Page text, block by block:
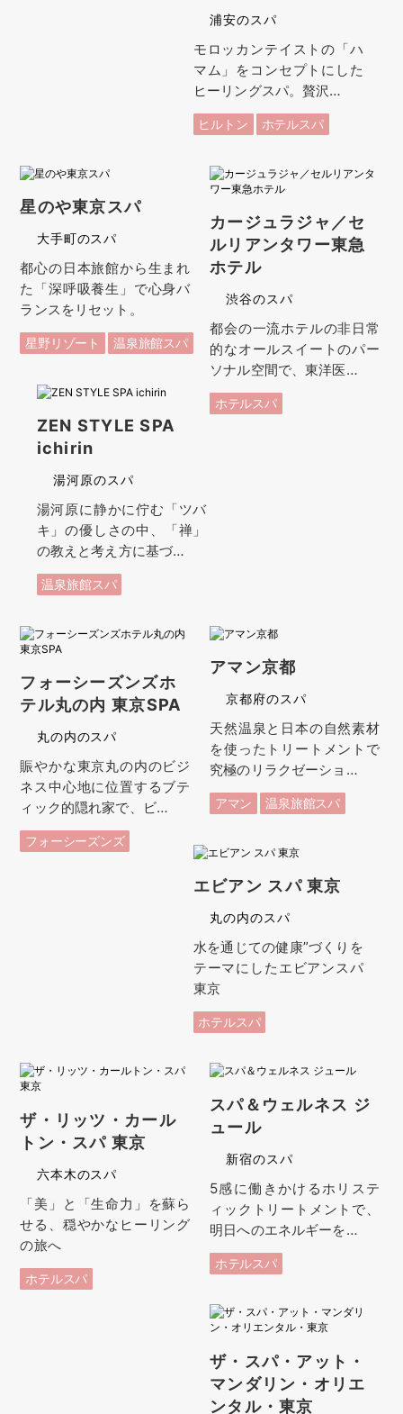
浦安のスパ
モロッカンテイストの「ハ
マム」をコンセプトにした
ヒーリングスパ。贅沢…
ヒルトン ホテルスパ
カージュラジャ／セ
ルリアンタワー東急
ホテル
渋谷のスパ
都会の一流ホテルの非日常
的なオールスイートのパー
ソナル空間で、東洋医…
ホテルスパ
星のや東京スパ
大手町のスパ
都心の日本旅館から生まれ
た「深呼吸養生」で心身バ
ランスをリセット。
星野リゾート 温泉旅館スパ
ZEN STYLE SPA
ichirin
湯河原のスパ
湯河原に静かに佇む「ツバ
キ」の優しさの中、「禅」
の教えと考え方に基づ…
温泉旅館スパ
フォーシーズンズホ
テル丸の内 東京SPA
丸の内のスパ
賑やかな東京丸の内のビジ
ネス中心地に位置するブテ
ィック的隠れ家で、ビ…
フォーシーズンズ
アマン京都
京都府のスパ
天然温泉と日本の自然素材
を使ったトリートメントで
究極のリラクゼーショ…
アマン 温泉旅館スパ
エビアン スパ 東京
丸の内のスパ
水を通じての健康”づくりを
テーマにしたエビアンスパ
東京
ホテルスパ
スパ＆ウェルネス ジ
ュール
新宿のスパ
5感に働きかけるホリステ
ィックトリートメントで、
明日へのエネルギーを…
ホテルスパ
ザ・リッツ・カール
トン・スパ 東京
六本木のスパ
「美」と「生命力」を蘇ら
せる、穏やかなヒーリング
の旅へ
ホテルスパ
ザ・スパ・アット・
マンダリン・オリエ
ンタル・東京